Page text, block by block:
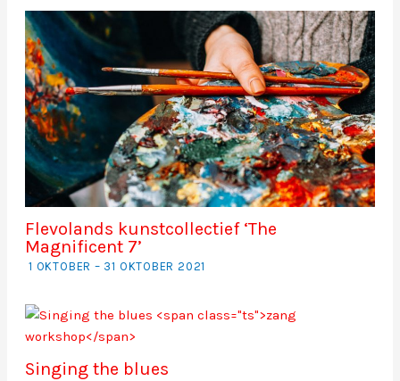
Flevolands kunstcollectief ‘The
Magnificent 7’
1 OKTOBER – 31 OKTOBER 2021
Singing the blues